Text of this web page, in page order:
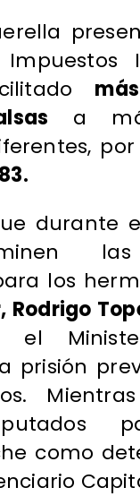
a
durante
las
los
Rodrigo
prisión
como